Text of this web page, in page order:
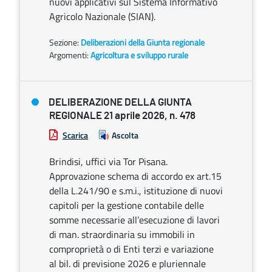
Agricolo Nazionale (SIAN).
Sezione: Deliberazioni della Giunta regionale
Argomenti:Agricoltura e sviluppo rurale
DELIBERAZIONE DELLA GIUNTA
REGIONALE 21 aprile 2026, n. 478
Scarica Ascolta
Brindisi, uffici via Tor Pisana.
Approvazione schema di accordo ex art.15
della L.241/90 e s.m.i., istituzione di nuovi
capitoli per la gestione contabile delle
somme necessarie all’esecuzione di lavori
di man. straordinaria su immobili in
comproprietà o di Enti terzi e variazione
al bil. di previsione 2026 e pluriennale